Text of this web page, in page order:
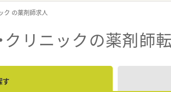
ク
クリニックの薬剤師
す